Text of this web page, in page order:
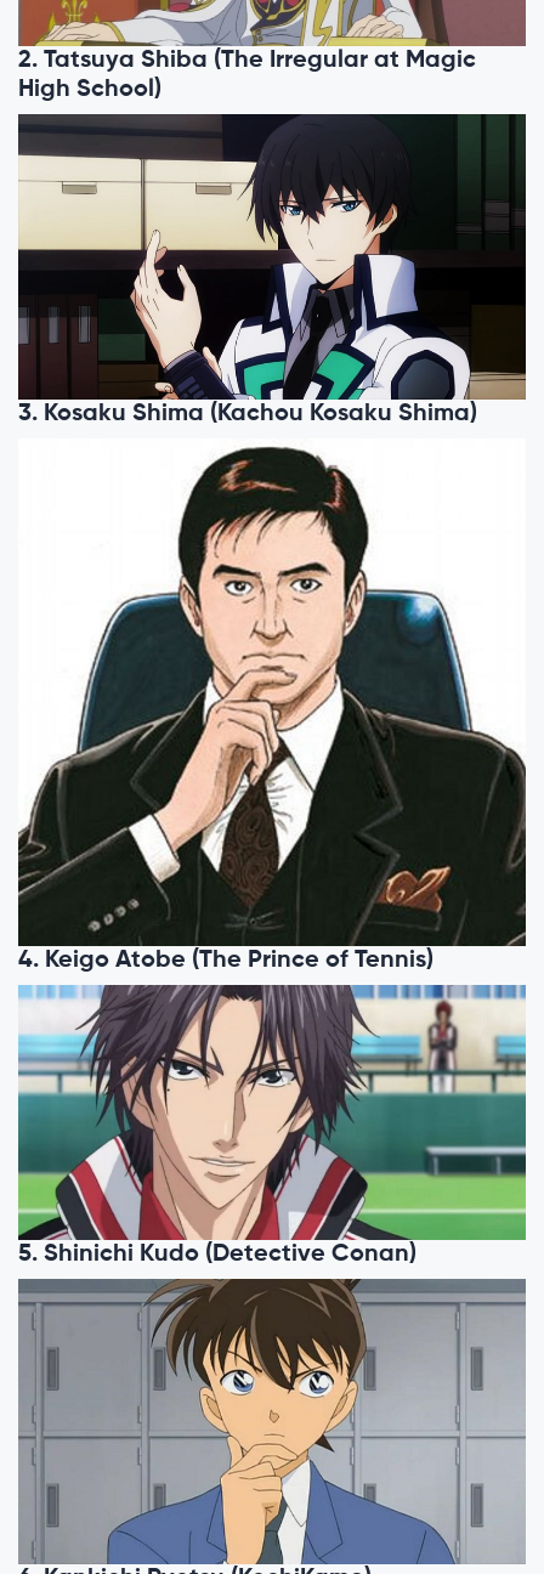
2. Tatsuya Shiba (The Irregular at Magic
High School)
3. Kosaku Shima (Kachou Kosaku Shima)
4. Keigo Atobe (The Prince of Tennis)
5. Shinichi Kudo (Detective Conan)